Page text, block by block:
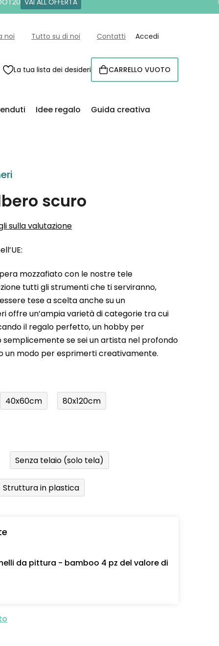
VAI ALL'OFFERTA
noi Tutto su di noi Contatti Accedi
La tua lista dei desideri CARRELLO
CARRELLO VUOTO
Idee regalo Guida creativa
scuro
sulla valutazione
mozzafiato con le nostre tele
tutti gli strumenti che ti serviranno,
tese a scelta anche su un
offre un’ampia varietà di categorie tra cui
il regalo perfetto, un hobby per
se sei un artista nel profondo
un modo per esprimerti creativamente.
40x60cm 80x120cm
Senza telaio (solo tela)
Struttura in plastica
da pittura - bamboo 4 pz del valore di